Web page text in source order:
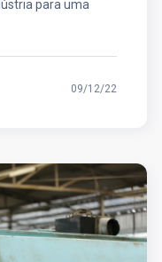
para uma
09/12/22